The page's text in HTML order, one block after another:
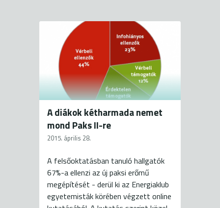
A diákok kétharmada nemet
mond Paks II-re
2015. április 28.
A felsőoktatásban tanuló hallgatók
67%-a ellenzi az új paksi erőmű
megépítését - derül ki az Energiaklub
egyetemisták körében végzett online